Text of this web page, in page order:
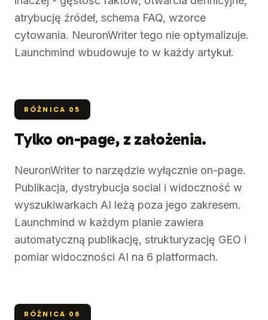
atrybucję źródeł, schema FAQ, wzorce
cytowania. NeuronWriter tego nie optymalizuje.
Launchmind wbudowuje to w każdy artykuł.
RÓŻNICA 05
Tylko on-page, z założenia.
NeuronWriter to narzędzie wyłącznie on-page.
Publikacja, dystrybucja social i widoczność w
wyszukiwarkach AI leżą poza jego zakresem.
Launchmind w każdym planie zawiera
automatyczną publikację, strukturyzację GEO i
pomiar widoczności AI na 6 platformach.
RÓŻNICA 06